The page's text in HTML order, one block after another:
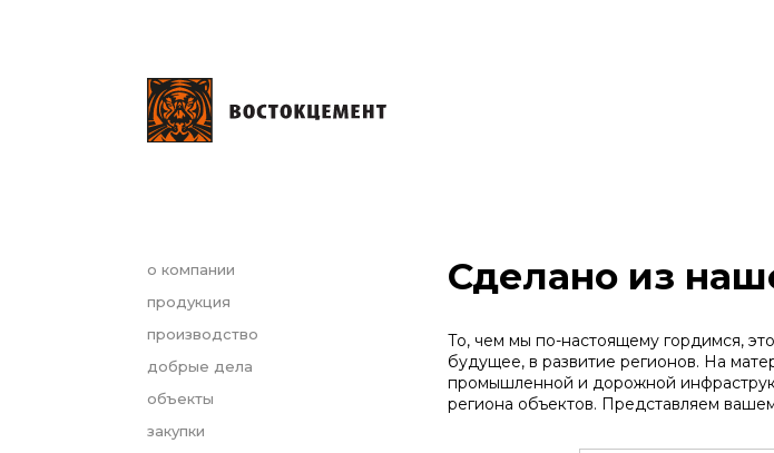
о компании
продукция
производство
добрые дела
объекты
закупки
Сделано из
То, чем мы по-настоящему гордимся,
будущее, в развитие регионов. На
промышленной и дорожной
региона объектов. Представляем